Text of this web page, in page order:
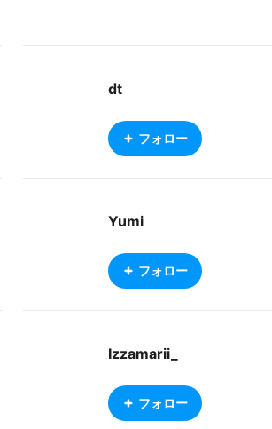
dt
フォロー
Yumi
フォロー
Izzamarii_
フォロー